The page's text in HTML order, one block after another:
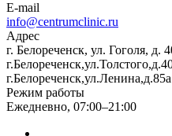
E-mail
info@centrumclinic.ru
Адрес
г. Белореченск, ул. Гоголя, д.
г.Белореченск,ул.Ленина,д.85а
Режим работы
Ежедневно, 07:00–21:00